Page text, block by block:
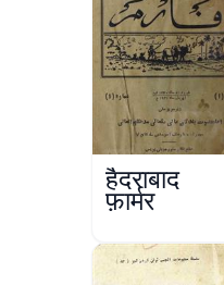
हैदराबाद
फ़ार्मर